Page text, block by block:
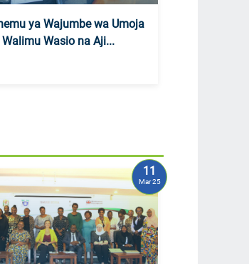
ya Wajumbe wa Umoja
Wasio na Aji...
11
Mar 25